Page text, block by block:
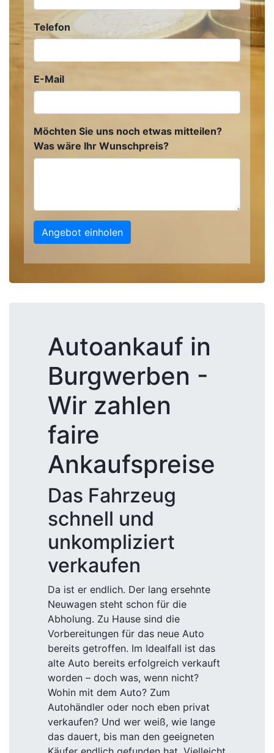
Telefon
E-Mail
Möchten Sie uns noch etwas mitteilen?
Was wäre Ihr Wunschpreis?
Angebot einholen
Autoankauf in
Burgwerben -
Wir zahlen
faire
Ankaufspreise
Das Fahrzeug
schnell und
unkompliziert
verkaufen
Da ist er endlich. Der lang ersehnte
Neuwagen steht schon für die
Abholung. Zu Hause sind die
Vorbereitungen für das neue Auto
bereits getroffen. Im Idealfall ist das
alte Auto bereits erfolgreich verkauft
worden – doch was, wenn nicht?
Wohin mit dem Auto? Zum
Autohändler oder noch eben privat
verkaufen? Und wer weiß, wie lange
das dauert, bis man den geeigneten